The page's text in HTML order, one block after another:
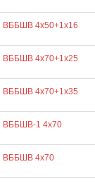
ВББШВ 4х50+1х16
ВББШВ 4х70+1х25
ВББШВ 4х70+1х35
ВББШВ-1 4х70
ВББШВ 4х70